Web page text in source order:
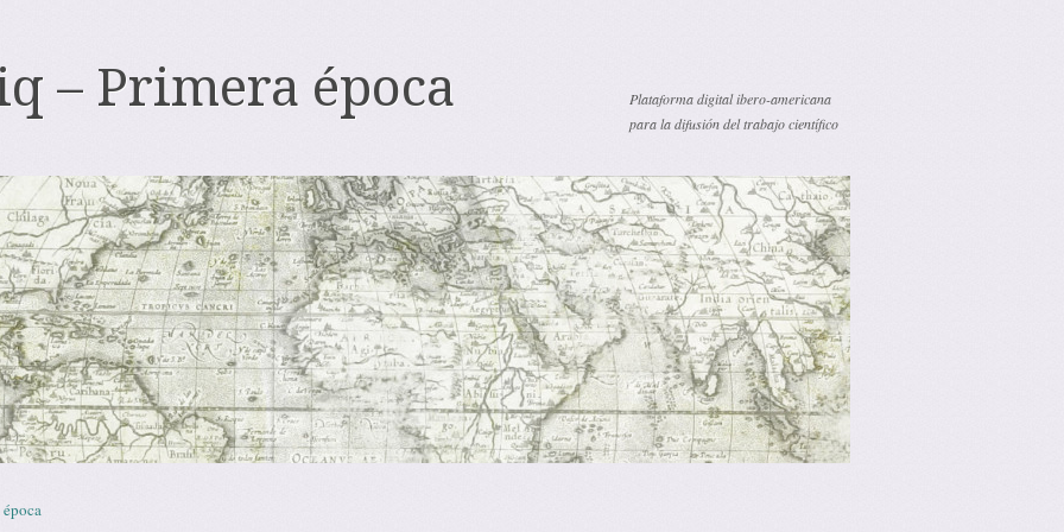
– Primera época
Plataforma digital ibero-americana
para la difusión del trabajo científico